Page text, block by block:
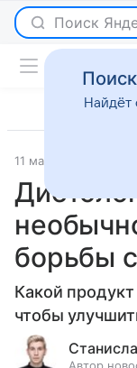
Поиск
11 мая 2025
борьбы
Какой
чтобы
Найдёт